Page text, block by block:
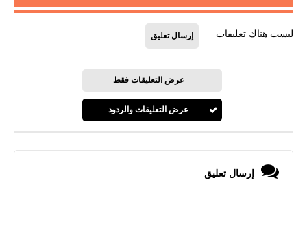
ليست هناك تعليقات إرسال تعليق
عرض التعليقات فقط
عرض التعليقات والردود
إرسال تعليق